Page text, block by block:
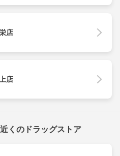
店
店
くのドラッグストア